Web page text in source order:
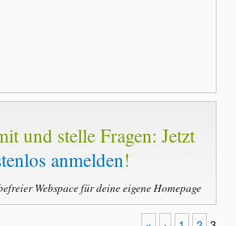
und stelle Fragen: Jetzt
anmelden!
Webspace für deine eigene Homepage